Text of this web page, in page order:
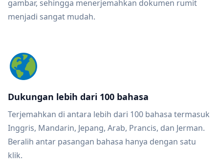
gambar, sehingga menerjemahkan dokumen rumit
menjadi sangat mudah.
Dukungan lebih dari 100 bahasa
Terjemahkan di antara lebih dari 100 bahasa termasuk
Inggris, Mandarin, Jepang, Arab, Prancis, dan Jerman.
Beralih antar pasangan bahasa hanya dengan satu
klik.